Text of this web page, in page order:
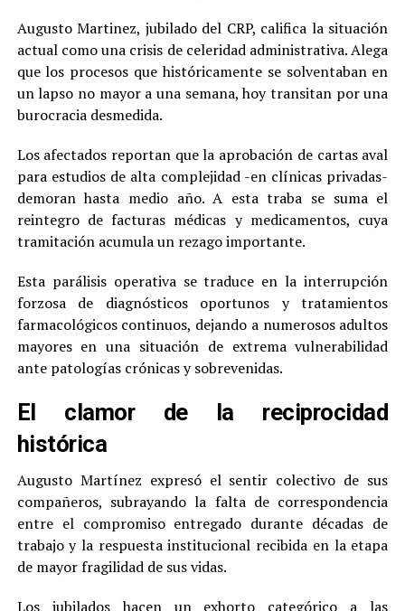
Augusto Martinez, jubilado del CRP, califica la situación
actual como una crisis de celeridad administrativa. Alega
que los procesos que históricamente se solventaban en
un lapso no mayor a una semana, hoy transitan por una
burocracia desmedida.
Los afectados reportan que la aprobación de cartas aval
para estudios de alta complejidad -en clínicas privadas-
demoran hasta medio año. A esta traba se suma el
reintegro de facturas médicas y medicamentos, cuya
tramitación acumula un rezago importante.
Esta parálisis operativa se traduce en la interrupción
forzosa de diagnósticos oportunos y tratamientos
farmacológicos continuos, dejando a numerosos adultos
mayores en una situación de extrema vulnerabilidad
ante patologías crónicas y sobrevenidas.
El clamor de la reciprocidad
histórica
Augusto Martínez expresó el sentir colectivo de sus
compañeros, subrayando la falta de correspondencia
entre el compromiso entregado durante décadas de
trabajo y la respuesta institucional recibida en la etapa
de mayor fragilidad de sus vidas.
Los jubilados hacen un exhorto categórico a las